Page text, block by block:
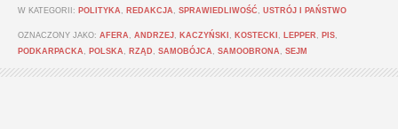
W KATEGORII: POLITYKA REDAKCJA SPRAWIEDLIWOŚĆ USTRÓJ I PAŃSTWO
OZNACZONY JAKO: AFERA ANDRZEJ KACZYŃSKI KOSTECKI LEPPER PIS
PODKARPACKA
POLSKA RZĄD SAMOBÓJCA SAMOOBRONA SEJM